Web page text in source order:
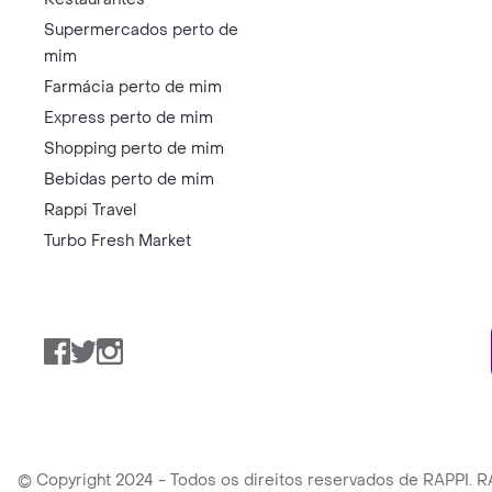
Supermercados perto de
mim
Farmácia perto de mim
Express perto de mim
Shopping perto de mim
Bebidas perto de mim
Rappi Travel
Turbo Fresh Market
Facebook
TwitterInstagram
© Copyright 2024 - Todos os direitos reservados de RAPPI.